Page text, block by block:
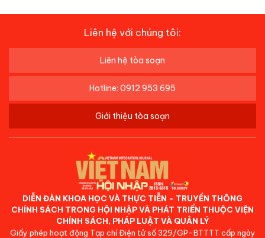
Liên hệ với chúng tôi:
Liên hệ tòa soạn
Hotline: 0912 953 695
Giới thiệu tòa soạn
DIỄN ĐÀN KHOA HỌC VÀ THỰC TIỄN - TRUYỀN THÔNG
CHÍNH SÁCH TRONG HỘI NHẬP VÀ PHÁT TRIỂN THUỘC VIỆN
CHÍNH SÁCH, PHÁP LUẬT VÀ QUẢN LÝ
Giấy phép hoạt động Tạp chí Điện tử số 329/GP-BTTTT cấp ngày